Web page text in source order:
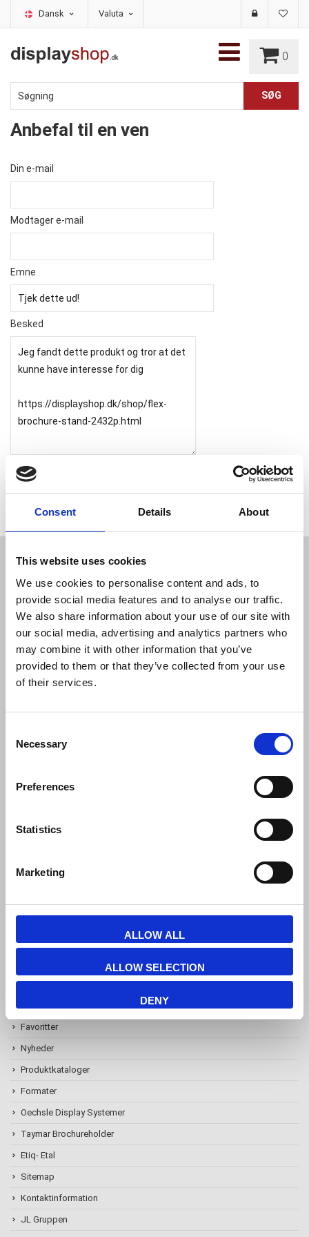
Consent Details About
This website uses cookies
We use cookies to personalise content and ads, to
provide social media features and to analyse our traffic.
We also share information about your use of our site with
our social media, advertising and analytics partners who
may combine it with other information that you’ve
provided to them or that they’ve collected from your use
of their services.
Selection
Necessary
Preferences
Statistics
Marketing
ALLOW ALL
ALLOW SELECTION
DENY
Dansk Valuta
0
Anbefal til en ven
Din e-mail
Modtager e-mail
Emne
Besked
JL Gruppen Salg/Display ApS
Østbanegade 103, 2100 københavn Ø
Tlf. 39 18 19 17
info@displayshop.dk
CVR-nr: 15 77 42 82
Tilmeld dig vores nyhedsbrev og modtag eksklusive tilbud og nyheder i
Vi bruger MailChimp som vores markedsføringsplatform. Ved tilmelding
Favoritter
Nyheder
Produktkataloger
Formater
Oechsle Display Systemer
Taymar Brochureholder
Etiq- Etal
Sitemap
Kontaktinformation
JL Gruppen